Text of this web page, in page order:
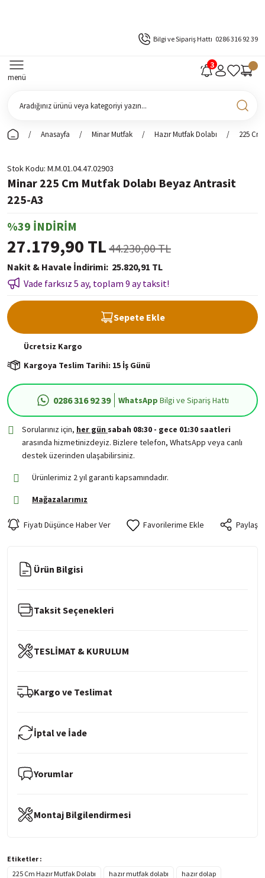
Bilgi ve Sipariş Hattı 0286 316 92 39
menü
Anasayfa Minar Mutfak Hazır Mutfak Dolabı 225 Cm
Stok Kodu M.M.01.04.47.02903
Minar 225 Cm Mutfak Dolabı Beyaz Antrasit
225-A3
%39 İNDİRİM
27.179,90 TL 44.230,00 TL
Nakit & Havale İndirimi 25.820,91 TL
Vade farksız 5 ay, toplam 9 ay taksit!
Sepete Ekle
Ücretsiz Kargo
Kargoya Teslim Tarihi: 15 İş Günü
0286 316 92 39 WhatsApp Bilgi ve Sipariş Hattı
Sorularınız için, her gün sabah 08:30 - gece 01:30 saatleri
arasında hizmetinizdeyiz. Bizlere telefon, WhatsApp veya canlı
destek üzerinden ulaşabilirsiniz.
Ürünlerimiz 2 yıl garanti kapsamındadır.
Mağazalarımız
Fiyatı Düşünce Haber Ver Paylaş
Ürün Bilgisi
Taksit Seçenekleri
TESLİMAT & KURULUM
Kargo ve Teslimat
İptal ve İade
Yorumlar
Montaj Bilgilendirmesi
Etiketler :
225 Cm Hazır Mutfak Dolabı
hazır mutfak dolabı
hazır dolap